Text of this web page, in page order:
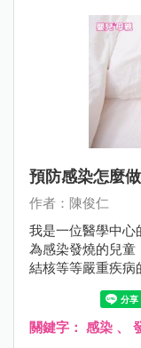
預防感染怎麼
作者：陳俊仁
我是一位醫學中心
為感染發燒的兒童
結核等等嚴重疾病
菌，偏偏我是兩
「我是個很髒的
產兒，難道我都不
關鍵字： 感染 、